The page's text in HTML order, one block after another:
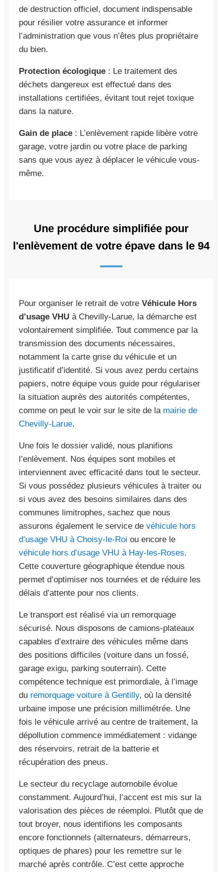
de destruction officiel, document indispensable
pour résilier votre assurance et informer
l’administration que vous n’êtes plus propriétaire
du bien.
Protection écologique : Le traitement des
déchets dangereux est effectué dans des
installations certifiées, évitant tout rejet toxique
dans la nature.
Gain de place : L’enlèvement rapide libère votre
garage, votre jardin ou votre place de parking
sans que vous ayez à déplacer le véhicule vous-
même.
Une procédure simplifiée pour
l'enlèvement de votre épave dans le 94
Pour organiser le retrait de votre Véhicule Hors
d’usage VHU à Chevilly-Larue, la démarche est
volontairement simplifiée. Tout commence par la
transmission des documents nécessaires,
notamment la carte grise du véhicule et un
justificatif d’identité. Si vous avez perdu certains
papiers, notre équipe vous guide pour régulariser
la situation auprès des autorités compétentes,
comme on peut le voir sur le site de la mairie de
Chevilly-Larue.
Une fois le dossier validé, nous planifions
l’enlèvement. Nos équipes sont mobiles et
interviennent avec efficacité dans tout le secteur.
Si vous possédez plusieurs véhicules à traiter ou
si vous avez des besoins similaires dans des
communes limitrophes, sachez que nous
assurons également le service de véhicule hors
d’usage VHU à Choisy-le-Roi ou encore le
véhicule hors d’usage VHU à Hay-les-Roses.
Cette couverture géographique étendue nous
permet d’optimiser nos tournées et de réduire les
délais d’attente pour nos clients.
Le transport est réalisé via un remorquage
sécurisé. Nous disposons de camions-plateaux
capables d’extraire des véhicules même dans
des positions difficiles (voiture dans un fossé,
garage exigu, parking souterrain). Cette
compétence technique est primordiale, à l’image
du remorquage voiture à Gentilly, où la densité
urbaine impose une précision millimétrée. Une
fois le véhicule arrivé au centre de traitement, la
dépollution commence immédiatement : vidange
des réservoirs, retrait de la batterie et
récupération des pneus.
Le secteur du recyclage automobile évolue
constamment. Aujourd’hui, l’accent est mis sur la
valorisation des pièces de réemploi. Plutôt que de
tout broyer, nous identifions les composants
encore fonctionnels (alternateurs, démarreurs,
optiques de phares) pour les remettre sur le
marché après contrôle. C’est cette approche